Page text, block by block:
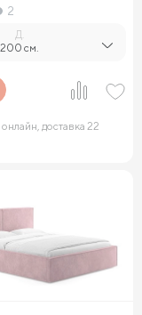
2
Д.
200 см.
доставка 22